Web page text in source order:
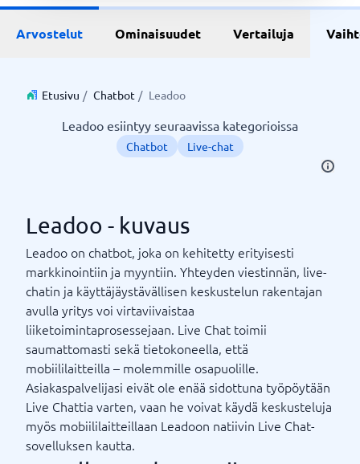
Arvostelut Ominaisuudet Vertailuja
Etusivu / Chatbot / Leadoo
Leadoo esiintyy seuraavissa kategorioissa
Chatbot Live-chat
Leadoo - kuvaus
Leadoo on chatbot, joka on kehitetty erityisesti
markkinointiin ja myyntiin. Yhteyden viestinnän, live-
chatin ja käyttäjäystävällisen keskustelun rakentajan
avulla yritys voi virtaviivaistaa
liiketoimintaprosessejaan. Live Chat toimii
saumattomasti sekä tietokoneella, että
mobiililaitteilla – molemmille osapuolille.
Asiakaspalvelijasi eivät ole enää sidottuna työpöytään
Live Chattia varten, vaan he voivat käydä keskusteluja
myös mobiililaitteillaan Leadoon natiivin Live Chat-
sovelluksen kautta.